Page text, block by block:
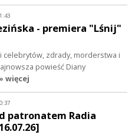
- premiera "Lśnij"
zdrady, morderstwa i
powieść Diany
więcej
patronatem Radia